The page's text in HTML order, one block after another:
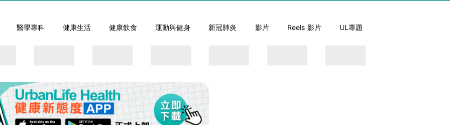
醫學專科 健康生活 健康飲食 運動與健身 新冠肺炎 影片 Reels 影片 UL專題